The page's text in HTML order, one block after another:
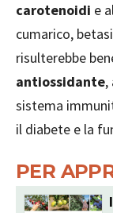
carotenoidi e
cumarico,
risulterebbe
antiossidante,
sistema
il diabete e la
PER